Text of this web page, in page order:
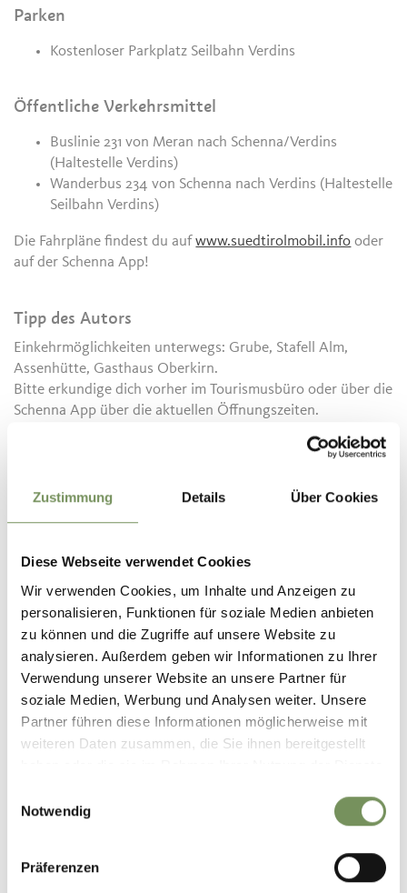
Zustimmung Details Über Cookies
Diese Webseite verwendet Cookies
Wir verwenden Cookies, um Inhalte und Anzeigen zu
personalisieren, Funktionen für soziale Medien anbieten
zu können und die Zugriffe auf unsere Website zu
analysieren. Außerdem geben wir Informationen zu Ihrer
Verwendung unserer Website an unsere Partner für
soziale Medien, Werbung und Analysen weiter. Unsere
Partner führen diese Informationen möglicherweise mit
weiteren Daten zusammen, die Sie ihnen bereitgestellt
Notwendig
Präferenzen
Parken
Kostenloser Parkplatz Seilbahn Verdins
Öffentliche Verkehrsmittel
Buslinie 231 von Meran nach Schenna/Verdins
(Haltestelle Verdins)
Wanderbus 234 von Schenna nach Verdins (Haltestelle
Seilbahn Verdins)
Die Fahrpläne findest du aufwww.suedtirolmobil.info oder
auf der Schenna App!
Tipp des Autors
Einkehrmöglichkeiten unterwegs: Grube, Stafell Alm,
Assenhütte, Gasthaus Oberkirn.
Bitte erkundige dich vorher im Tourismusbüro oder über die
Schenna App über die aktuellen Öffnungszeiten.
Status
Schwierigkeit mittel
650 hm
Höhenmeter bergab
650 hm
Höchster Punkt 2023 m
GPX-DATEN DOWNLOADEN
Erzherzog-Johann-Platz
info@schenna.com